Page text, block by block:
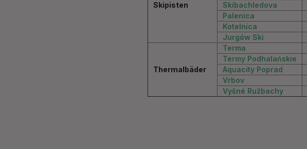
Skipisten
Skibachledova
Palenica
Kotelnica
Jurgów Ski
Thermalbäder
Terma
Termy Podhalańskie
Aquacity Poprad
Vrbov
Vyšné Ružbachy